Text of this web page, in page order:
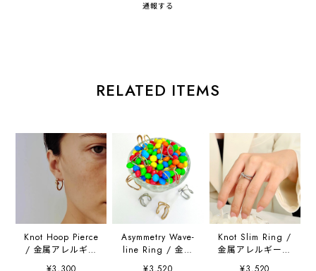
通報する
RELATED ITEMS
Knot Hoop Pierce
/ 金属アレルギー
対応
Asymmetry Wave-
line Ring / 金属
アレルギー対応
Knot Slim Ring /
金属アレルギー対
応